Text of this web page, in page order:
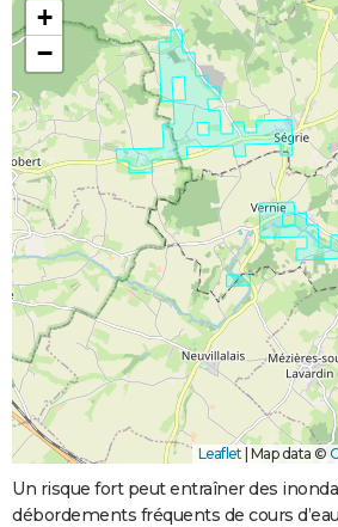
+
−
Leaflet | Map data ©
Un risque fort peut entraîner des
débordements fréquents de cours